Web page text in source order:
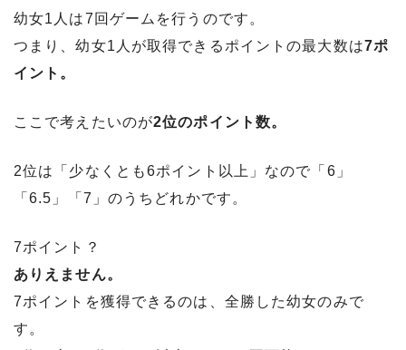
幼女1人は7回ゲームを行うのです。
つまり、幼女1人が取得できるポイントの最大数は7ポ
イント。
ここで考えたいのが2位のポイント数。
2位は「少なくとも6ポイント以上」なので「6」
「6.5」「7」のうちどれかです。
7ポイント？
ありえません。
7ポイントを獲得できるのは、全勝した幼女のみで
す。